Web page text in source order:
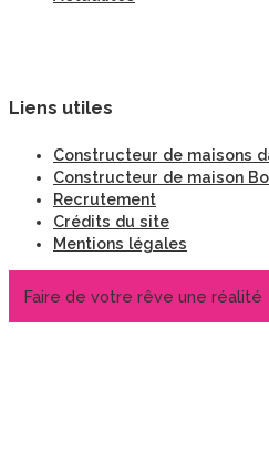
Liens utiles
Constructeur de maisons
Constructeur de maison
Recrutement
Crédits du site
Mentions légales
Faire de votre rêve une réalité